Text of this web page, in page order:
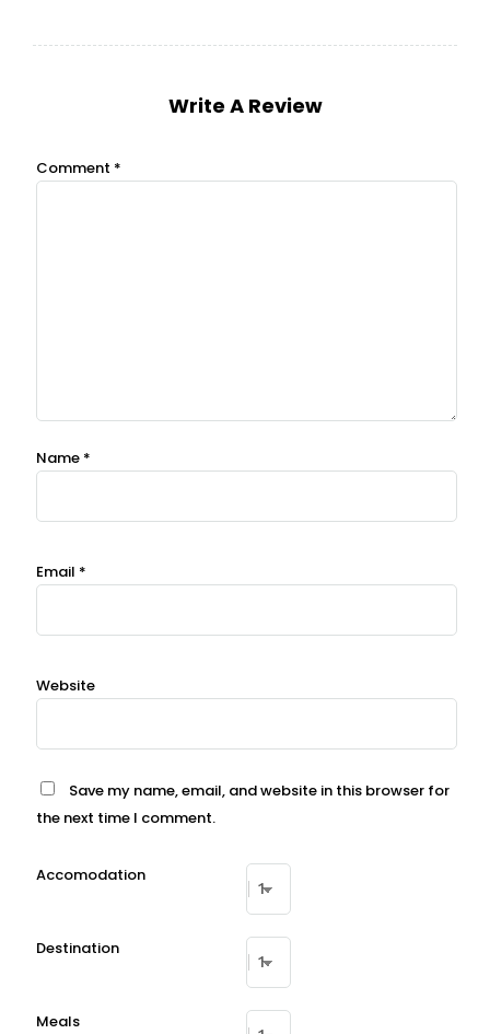
Write A Review
Comment *
Name *
Email *
Website
Save my name, email, and website in this browser for
the next time I comment.
Accomodation
Destination
Meals